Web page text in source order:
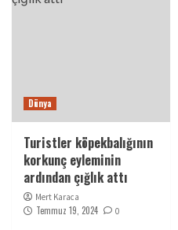
Dünya
Turistler köpekbalığının
korkunç eyleminin
ardından çığlık attı
Mert Karaca
Temmuz 19, 2024 0